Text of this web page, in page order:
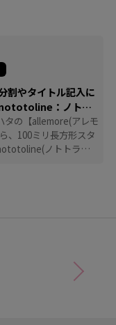
割やタイトル記入に
：ノトト
タの【allemore(アレモ
、100ミリ長方形スタ
ノトトライ